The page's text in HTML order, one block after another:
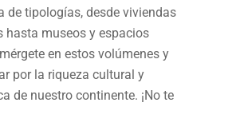
de tipologías, desde viviendas
hasta museos y espacios
en estos volúmenes y
por la riqueza cultural y
de nuestro continente. ¡No te